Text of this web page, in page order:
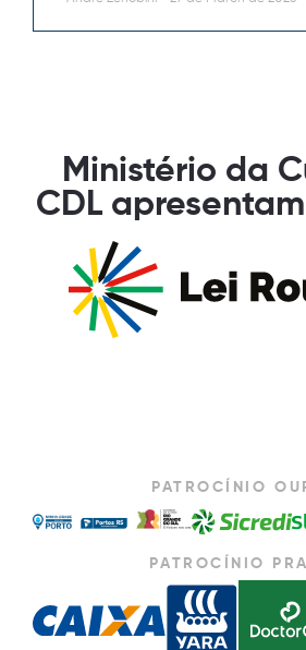
Ministério da
CDL
PATROCÍNIO
PATROCÍNIO